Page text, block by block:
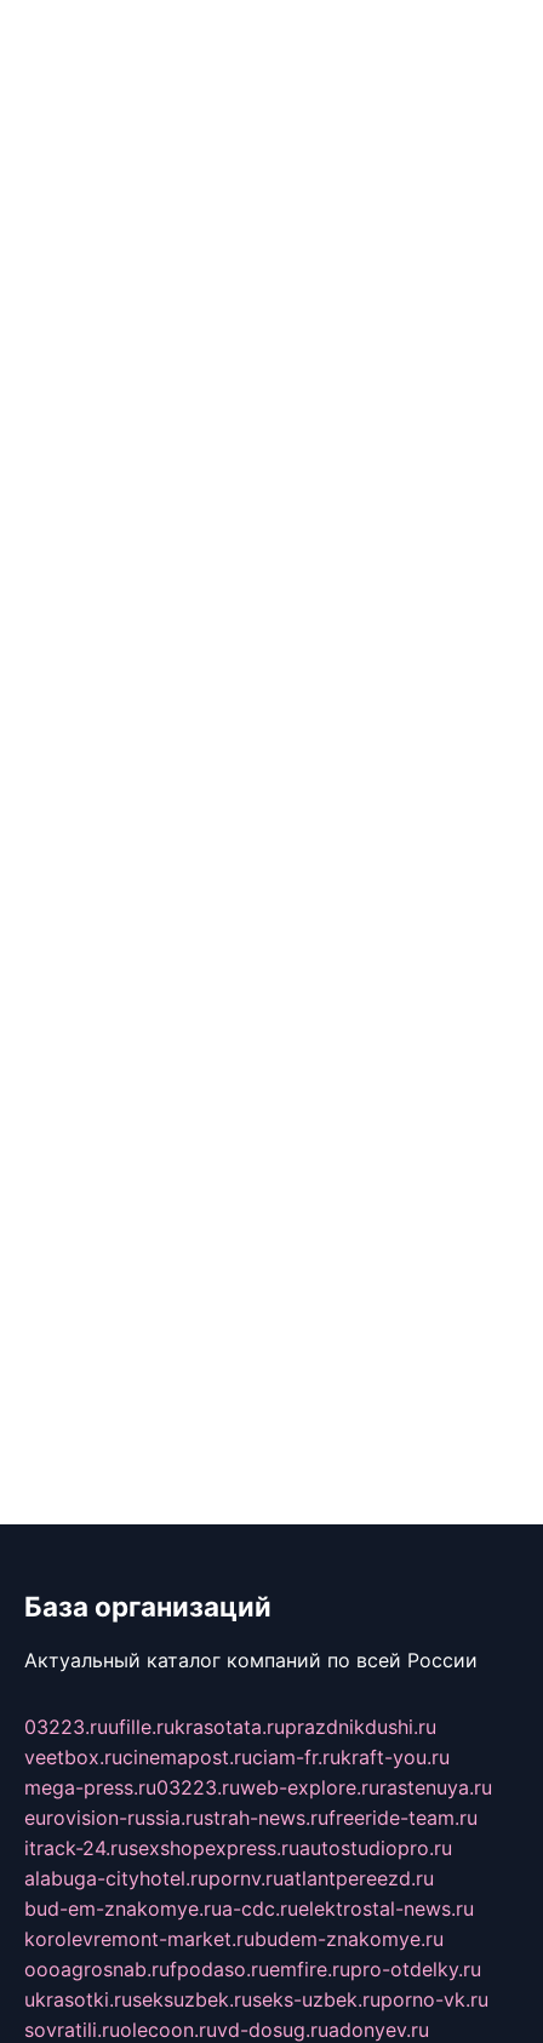
База организаций
Актуальный каталог компаний по всей России
03223.ruufille.rukrasotata.ruprazdnikdushi.ru
veetbox.rucinemapost.ruciam-fr.rukraft-you.ru
mega-press.ru03223.ruweb-explore.rurastenuya.ru
eurovision-russia.rustrah-news.rufreeride-team.ru
itrack-24.rusexshopexpress.ruautostudiopro.ru
alabuga-cityhotel.rupornv.ruatlantpereezd.ru
bud-em-znakomye.rua-cdc.ruelektrostal-news.ru
korolevremont-market.rubudem-znakomye.ru
oooagrosnab.rufpodaso.ruemfire.rupro-otdelky.ru
ukrasotki.ruseksuzbek.ruseks-uzbek.ruporno-vk.ru
sovratili.ruolecoon.ruvd-dosug.ruadonyev.ru